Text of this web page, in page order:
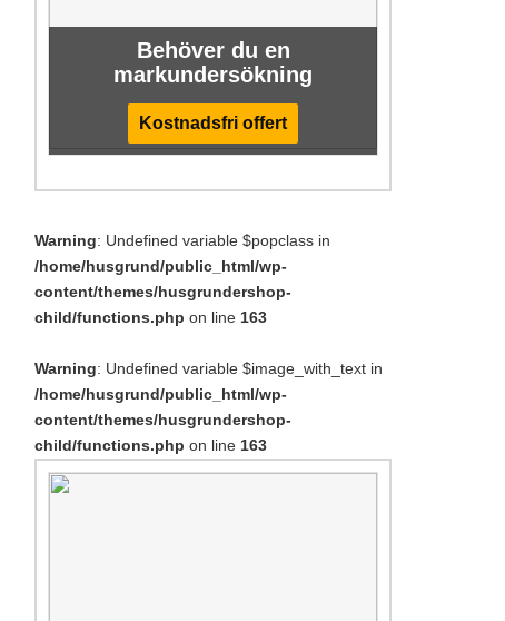
Behöver du en
markundersökning
Kostnadsfri offert
Warning: Undefined variable $popclass in
/home/husgrund/public_html/wp-
content/themes/husgrundershop-
child/functions.php on line 163
Warning: Undefined variable $image_with_text in
/home/husgrund/public_html/wp-
content/themes/husgrundershop-
child/functions.php on line 163